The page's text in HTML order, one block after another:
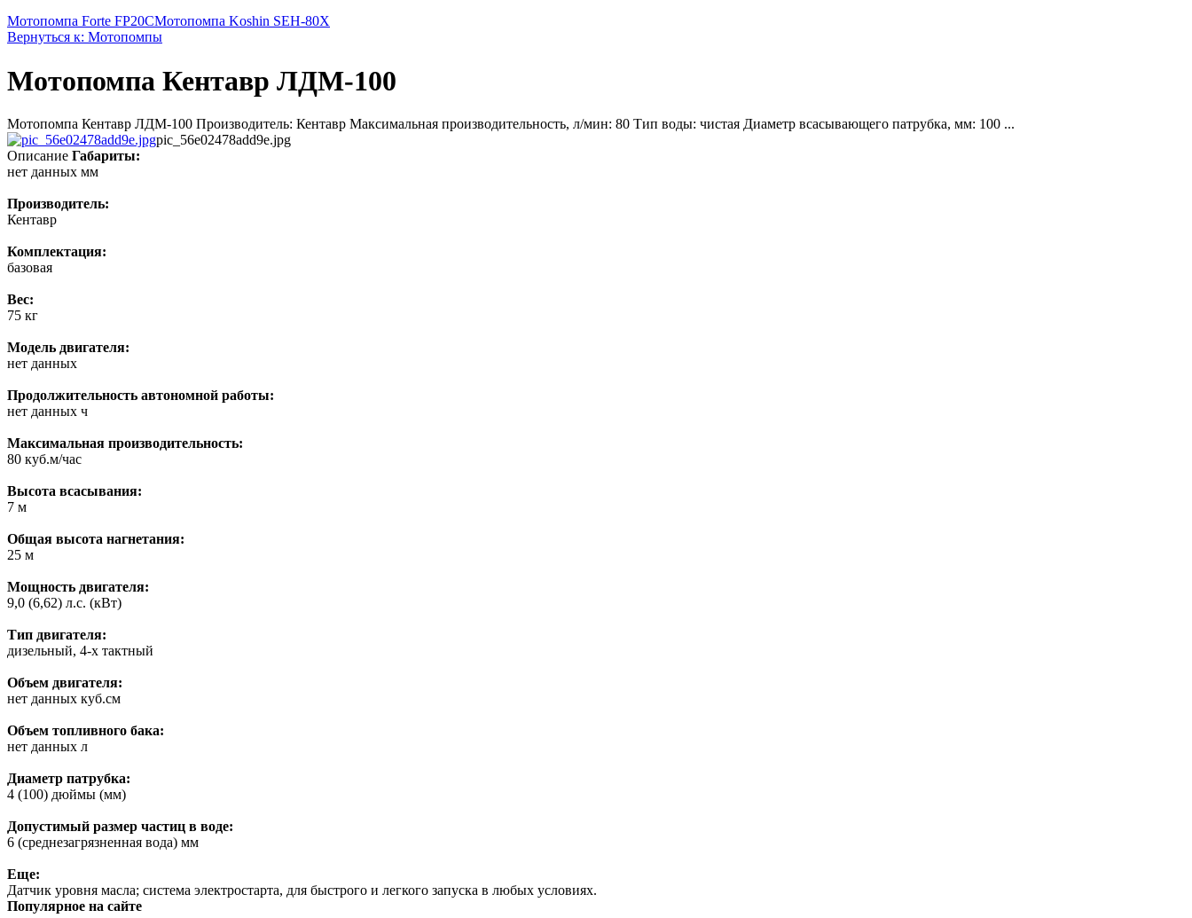
Мотопомпа Forte FP20CМотопомпа Koshin SEH-80X
Вернуться к: Мотопомпы
Мотопомпа Кентавр ЛДМ-100
Мотопомпа Кентавр ЛДМ-100 Производитель: Кентавр Максимальная производительность, л/мин: 80 Тип воды: чистая Диаметр всасывающего патрубка, мм: 100 ...
pic_56e02478add9e.jpg
Описание Габариты:
нет данных мм
Производитель:
Кентавр
Комплектация:
базовая
Вес:
75 кг
Модель двигателя:
нет данных
Продолжительность автономной работы:
нет данных ч
Максимальная производительность:
80 куб.м/час
Высота всасывания:
7 м
Общая высота нагнетания:
25 м
Мощность двигателя:
9,0 (6,62) л.с. (кВт)
Тип двигателя:
дизельный, 4-х тактный
Объем двигателя:
нет данных куб.см
Объем топливного бака:
нет данных л
Диаметр патрубка:
4 (100) дюймы (мм)
Допустимый размер частиц в воде:
6 (среднезагрязненная вода) мм
Еще:
Датчик уровня масла; система электростарта, для быстрого и легкого запуска в любых условиях.
Популярное на сайте